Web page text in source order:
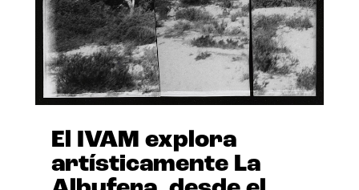
El IVAM explora
artísticamente La